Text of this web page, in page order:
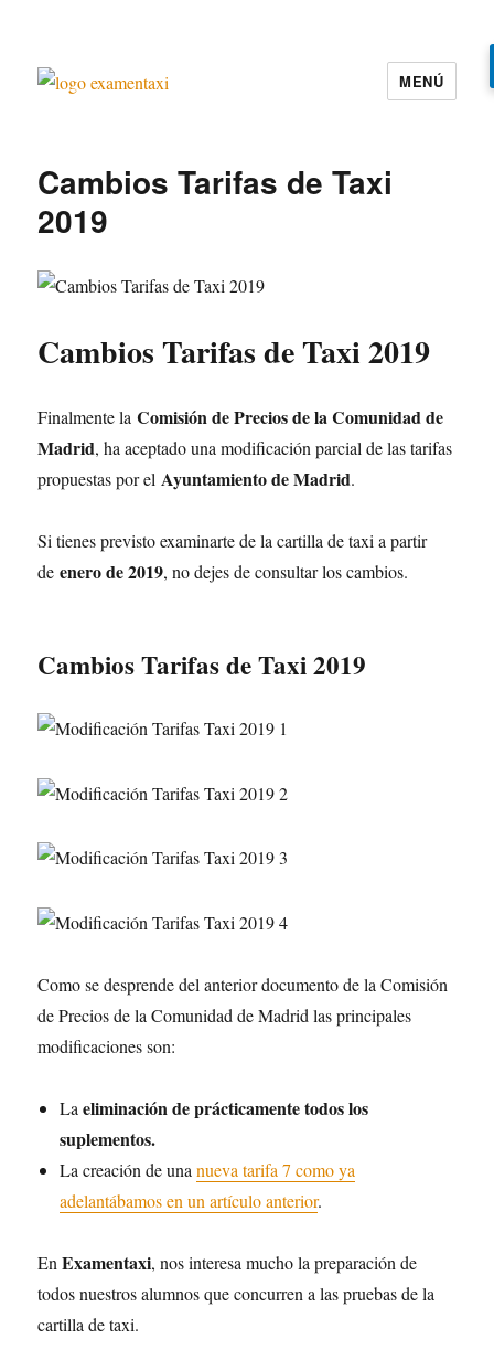
MENÚ
Cambios Tarifas de Taxi
2019
Cambios Tarifas de Taxi 2019
Finalmente laComisión de Precios de la Comunidad de
Madrid, ha aceptado una modificación parcial de las tarifas
propuestas por el Ayuntamiento de Madrid.
Si tienes previsto examinarte de la cartilla de taxi a partir
deenero de 2019, no dejes de consultar los cambios.
Cambios Tarifas de Taxi 2019
Como se desprende del anterior documento de la Comisión
de Precios de la Comunidad de Madrid las principales
modificaciones son:
Laeliminación de prácticamente todos los
suplementos.
La creación de unanueva tarifa 7 como ya
adelantábamos en un artículo anterior.
EnExamentaxi, nos interesa mucho la preparación de
todos nuestros alumnos que concurren a las pruebas de la
cartilla de taxi.